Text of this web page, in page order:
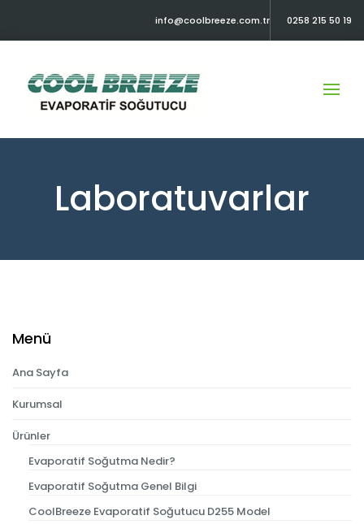
info@coolbreeze.com.tr 0258 215 50 19
Laboratuvarlar
Menü
Ana Sayfa
Kurumsal
Ürünler
Evaporatif Soğutma Nedir?
Evaporatif Soğutma Genel Bilgi
CoolBreeze Evaporatif Soğutucu D255 Model